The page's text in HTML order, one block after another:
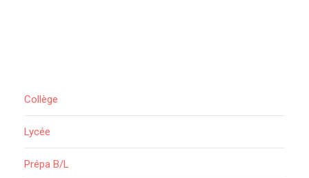
Collège
Lycée
Prépa B/L